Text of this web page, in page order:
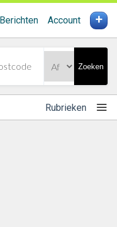
Berichten Account +
Zoeken
Rubrieken